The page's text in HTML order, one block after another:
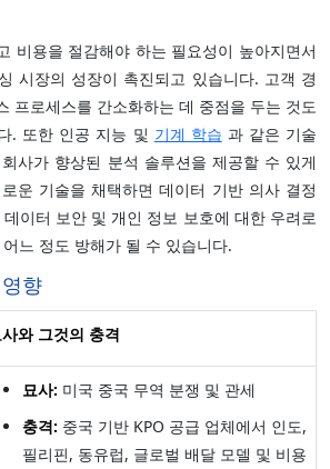
비용을 절감해야 하는 필요성이 높아지면서
시장의 성장이 촉진되고 있습니다. 고객 경
프로세스를 간소화하는 데 중점을 두는 것도
. 또한 인공 지능 및 기계 학습 과 같은 기술
사가 향상된 분석 솔루션을 제공할 수 있게
운 기술을 채택하면 데이터 기반 의사 결정
이터 보안 및 개인 정보 보호에 대한 우려로
느 정도 방해가 될 수 있습니다.
향
사와 그것의 충격
묘사: 미국 중국 무역 분쟁 및 관세
충격: 중국 기반 KPO 공급 업체에서 인도,
필리핀, 동유럽, 글로벌 배달 모델 및 비용